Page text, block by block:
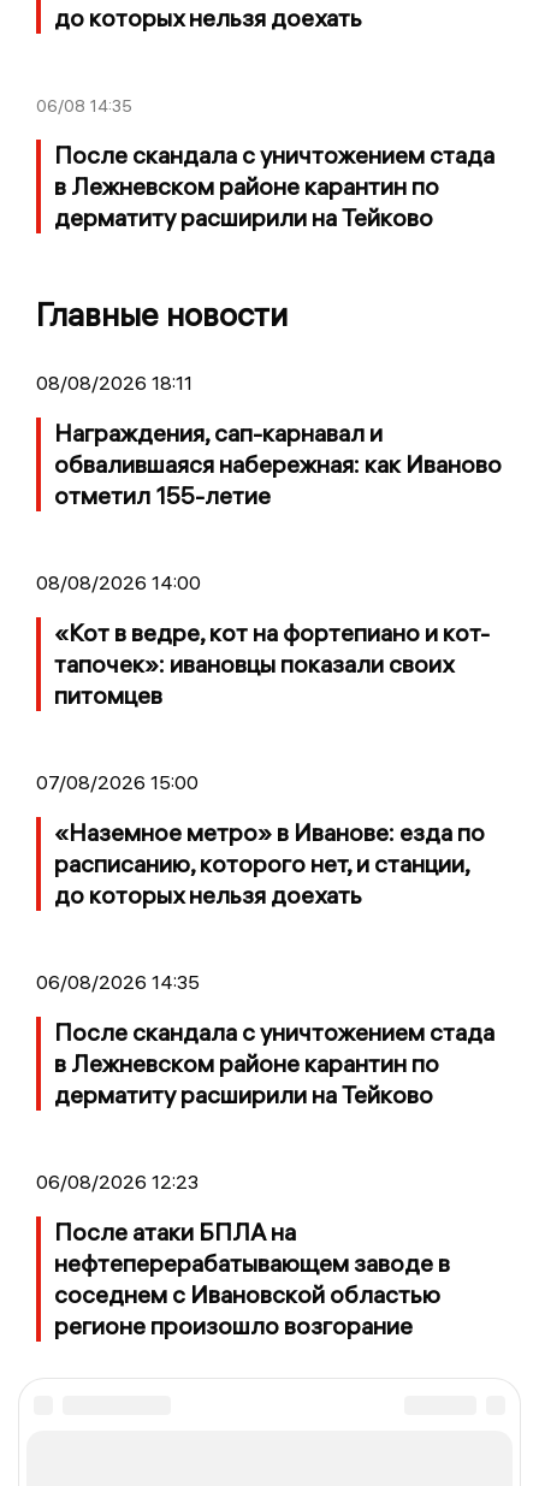
до которых нельзя доехать
06/08 14:35
После скандала с уничтожением стада
в Лежневском районе карантин по
дерматиту расширили на Тейково
Главные новости
08/08/2026 18:11
Награждения, сап-карнавал и
обвалившаяся набережная: как Иваново
отметил 155-летие
08/08/2026 14:00
«Кот в ведре, кот на фортепиано и кот-
тапочек»: ивановцы показали своих
питомцев
07/08/2026 15:00
«Наземное метро» в Иванове: езда по
расписанию, которого нет, и станции,
до которых нельзя доехать
06/08/2026 14:35
После скандала с уничтожением стада
в Лежневском районе карантин по
дерматиту расширили на Тейково
06/08/2026 12:23
После атаки БПЛА на
нефтеперерабатывающем заводе в
соседнем с Ивановской областью
регионе произошло возгорание